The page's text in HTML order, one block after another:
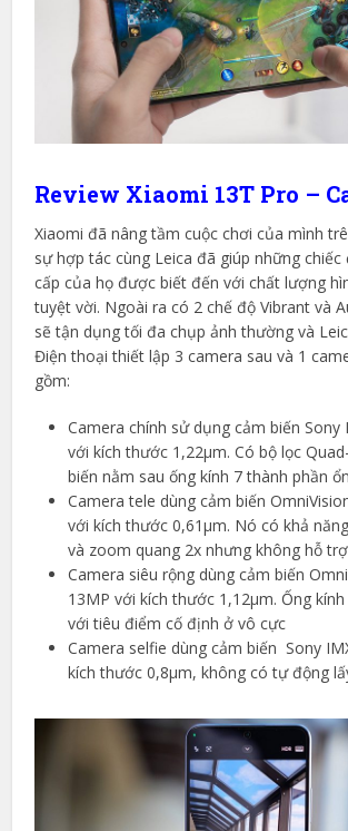
Review Xiaomi 13T Pro –
Xiaomi đã nâng tầm cuộc chơi của mình
sự hợp tác cùng Leica đã giúp những
cấp của họ được biết đến với chất lượng
tuyệt vời. Ngoài ra có 2 chế độ Vibrant và
sẽ tận dụng tối đa chụp ảnh thường và
Điện thoại thiết lập 3 camera sau và 1
gồm:
Camera chính sử dụng cảm biến Sony
với kích thước 1,22µm. Có bộ lọc
biến nằm sau ống kính 7 thành phần
Camera tele dùng cảm biến
với kích thước 0,61µm. Nó có khả
và zoom quang 2x nhưng không hỗ
Camera siêu rộng dùng cảm biến
13MP với kích thước 1,12µm. Ống
với tiêu điểm cố định ở vô cực
Camera selfie dùng cảm biến Sony
kích thước 0,8µm, không có tự động